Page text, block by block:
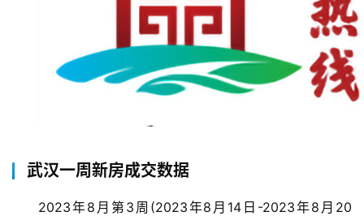
武汉一周新房成交数据
2023年8月第3周(2023年8月14日-2023年8月20